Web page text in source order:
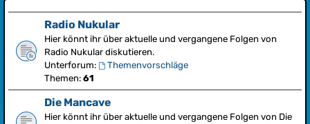
Radio Nukular
Hier könnt ihr über aktuelle und vergangene Folgen von
Radio Nukular diskutieren.
Unterforum:
Themenvorschläge
Themen: 61
Die Mancave
Hier könnt ihr über aktuelle und vergangene Folgen von Die